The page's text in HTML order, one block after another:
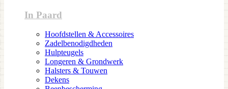
In Paard
Hoofdstellen & Accessoires
Zadelbenodigdheden
Hulpteugels
Longeren & Grondwerk
Halsters & Touwen
Dekens